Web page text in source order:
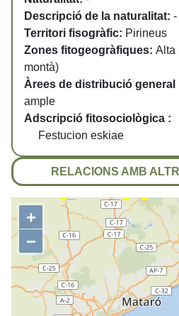
Descripció de la naturalitat: -
Territori fisogràfic: Pirineus
Zones fitogeogràfiques: Alta
montà)
Àrees de distribució general
ample
Adscripció fitosociològica :
Festucion eskiae
RELACIONS AMB
+
−